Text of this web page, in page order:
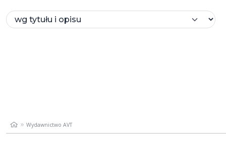
Wydawnictwo AVT